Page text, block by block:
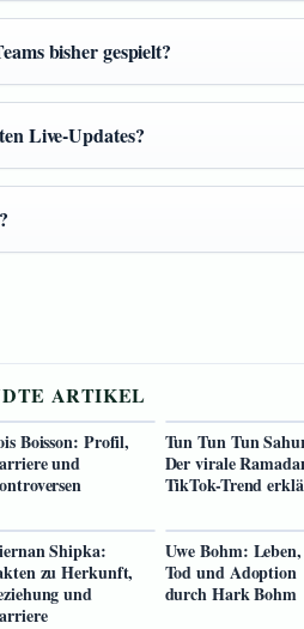
bisher gespielt?
Live-Updates?
ARTIKEL
Boisson: Profil,
und
Tun Tun Tun
Der virale
TikTok-Trend
Shipka:
zu Herkunft,
und
Uwe Bohm: Leben,
Tod und Adoption
durch Hark Bohm